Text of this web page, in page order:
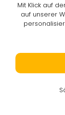
Mit Klick auf
auf unserer